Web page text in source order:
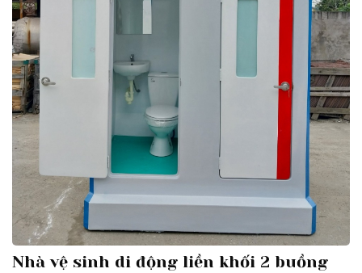
Nhà vệ sinh di động liền khối 2 buồng